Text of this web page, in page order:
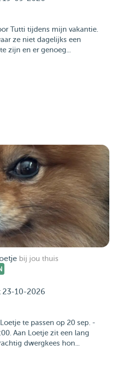
Tutti tijdens mijn vakantie.
ze niet dagelijks een
zijn en er genoeg...
bij jou thuis
10-2026
te passen op 20 sep. -
Aan Loetje zit een lang
dwergkees hon...